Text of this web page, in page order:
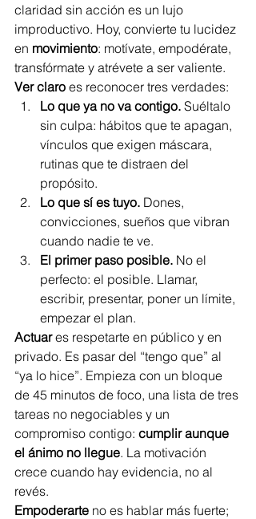
claridad sin acción es un lujo
improductivo. Hoy, convierte tu lucidez
en movimiento: motívate, empodérate,
transfórmate y atrévete a ser valiente.
Ver claro es reconocer tres verdades:
Lo que ya no va contigo. Suéltalo
sin culpa: hábitos que te apagan,
vínculos que exigen máscara,
rutinas que te distraen del
propósito.
Lo que sí es tuyo. Dones,
convicciones, sueños que vibran
cuando nadie te ve.
El primer paso posible. No el
perfecto: el posible. Llamar,
escribir, presentar, poner un límite,
empezar el plan.
Actuar es respetarte en público y en
privado. Es pasar del “tengo que” al
“ya lo hice”. Empieza con un bloque
de 45 minutos de foco, una lista de tres
tareas no negociables y un
compromiso contigo: cumplir aunque
el ánimo no llegue. La motivación
crece cuando hay evidencia, no al
revés.
Empoderarte no es hablar más fuerte;